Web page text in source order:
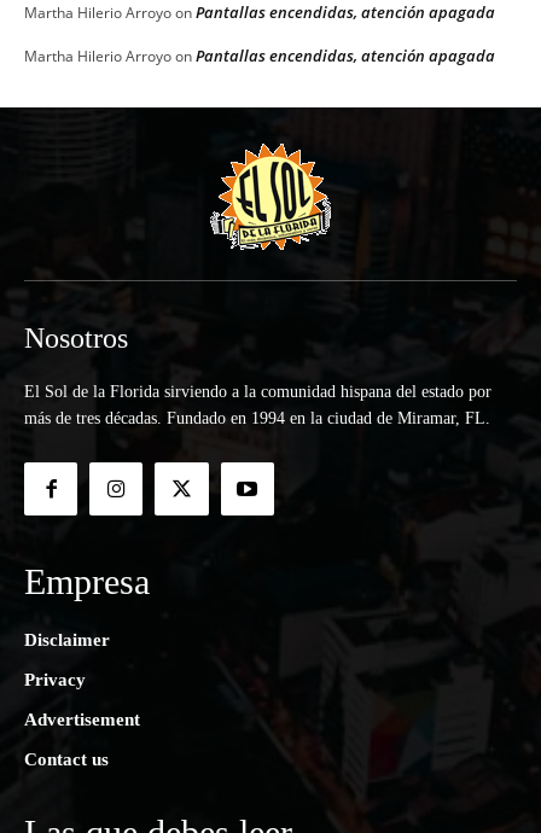
Martha Hilerio ArroyoonPantallas encendidas, atención apagada
Martha Hilerio ArroyoonPantallas encendidas, atención apagada
Nosotros
El Sol de la Florida sirviendo a la comunidad hispana del estado por
más de tres décadas. Fundado en 1994 en la ciudad de Miramar, FL.
Empresa
Disclaimer
Privacy
Advertisement
Contact us